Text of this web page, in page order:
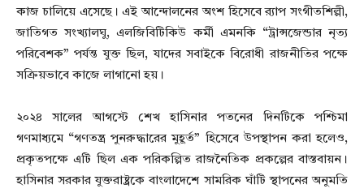
কাজ চালিয়ে এসেছে। এই আন্দোলনের অংশ হিসেবে র‍্যাপ সংগীতশিল্পী,
জাতিগত সংখ্যালঘু, এলজিবিটিকিউ কর্মী এমনকি “ট্রান্সজেন্ডার নৃত্য
পরিবেশক” পর্যন্ত যুক্ত ছিল, যাদের সবাইকে বিরোধী রাজনীতির পক্ষে
সক্রিয়ভাবে কাজে লাগানো হয়।
২০২৪ সালের আগস্টে শেখ হাসিনার পতনের দিনটিকে পশ্চিমা
গণমাধ্যমে “গণতন্ত্র পুনরুদ্ধারের মুহূর্ত” হিসেবে উপস্থাপন করা হলেও,
প্রকৃতপক্ষে এটি ছিল এক পরিকল্পিত রাজনৈতিক প্রকল্পের বাস্তবায়ন।
হাসিনার সরকার যুক্তরাষ্ট্রকে বাংলাদেশে সামরিক ঘাঁটি স্থাপনের অনুমতি